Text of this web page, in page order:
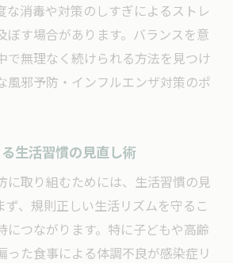
な消毒や対策のしすぎによるストレ
ぼす場合があります。バランスを意
で無理なく続けられる方法を見つけ
風邪予防・インフルエンザ対策のポ
生活習慣の見直し術
に取り組むためには、生活習慣の見
ず、規則正しい生活リズムを守るこ
につながります。特に子どもや高齢
った食事による体調不良が感染症リ